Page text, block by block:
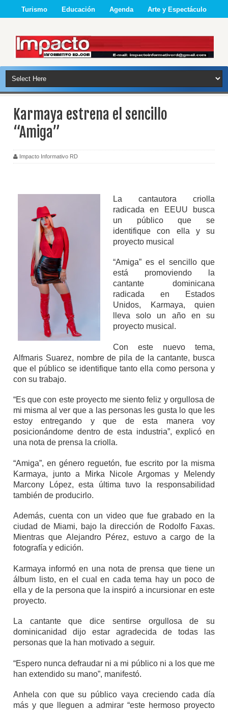
Turismo Educación Agenda Arte y Espectáculo
Karmaya estrena el sencillo
“Amiga”
Impacto Informativo RD
La cantautora criolla
radicada en EEUU busca
un público que se
identifique con ella y su
proyecto musical
“Amiga” es el sencillo que
está promoviendo la
cantante dominicana
radicada en Estados
Unidos, Karmaya, quien
lleva solo un año en su
proyecto musical.
Con este nuevo tema,
Alfmaris Suarez, nombre de pila de la cantante, busca
que el público se identifique tanto ella como persona y
con su trabajo.
“Es que con este proyecto me siento feliz y orgullosa de
mi misma al ver que a las personas les gusta lo que les
estoy entregando y que de esta manera voy
posicionándome dentro de esta industria”, explicó en
una nota de prensa la criolla.
“Amiga”, en género reguetón, fue escrito por la misma
Karmaya, junto a Mirka Nicole Argomas y Melendy
Marcony López, esta última tuvo la responsabilidad
también de producirlo.
Además, cuenta con un video que fue grabado en la
ciudad de Miami, bajo la dirección de Rodolfo Faxas.
Mientras que Alejandro Pérez, estuvo a cargo de la
fotografía y edición.
Karmaya informó en una nota de prensa que tiene un
álbum listo, en el cual en cada tema hay un poco de
ella y de la persona que la inspiró a incursionar en este
proyecto.
La cantante que dice sentirse orgullosa de su
dominicanidad dijo estar agradecida de todas las
personas que la han motivado a seguir.
“Espero nunca defraudar ni a mi público ni a los que me
han extendido su mano”, manifestó.
Anhela con que su público vaya creciendo cada día
más y que lleguen a admirar “este hermoso proyecto